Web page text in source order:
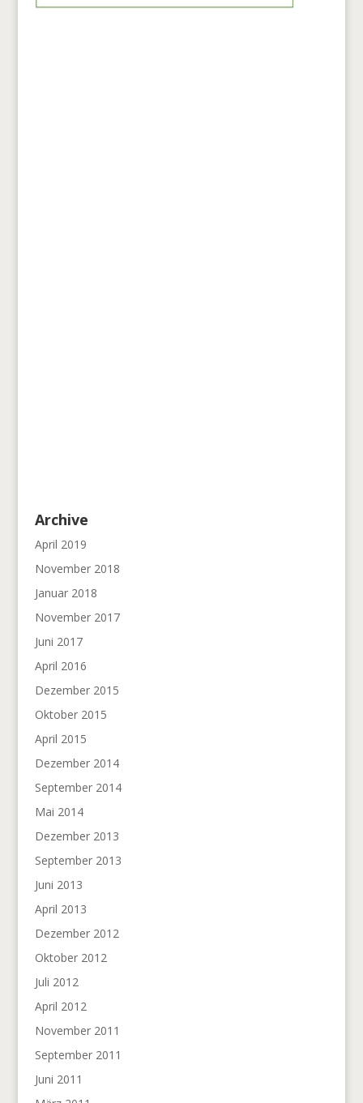
Archive
April 2019
November 2018
Januar 2018
November 2017
Juni 2017
April 2016
Dezember 2015
Oktober 2015
April 2015
Dezember 2014
September 2014
Mai 2014
Dezember 2013
September 2013
Juni 2013
April 2013
Dezember 2012
Oktober 2012
Juli 2012
April 2012
November 2011
September 2011
Juni 2011